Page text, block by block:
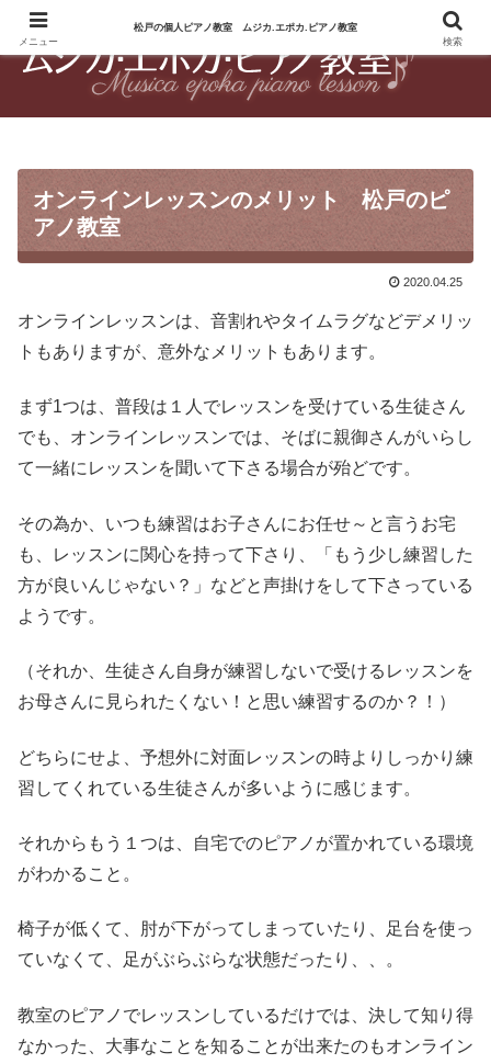
松戸のピアノ教室 松戸駅徒歩10分のピアノ教室
オンラインレッスンのメリット 松戸のピ
アノ教室
2020.04.25
オンラインレッスンは、音割れやタイムラグなどデメリッ
トもありますが、意外なメリットもあります。
まず1つは、普段は１人でレッスンを受けている生徒さん
でも、オンラインレッスンでは、そばに親御さんがいらし
て一緒にレッスンを聞いて下さる場合が殆どです。
その為か、いつも練習はお子さんにお任せ～と言うお宅
も、レッスンに関心を持って下さり、「もう少し練習した
方が良いんじゃない？」などと声掛けをして下さっている
ようです。
（それか、生徒さん自身が練習しないで受けるレッスンを
お母さんに見られたくない！と思い練習するのか？！）
どちらにせよ、予想外に対面レッスンの時よりしっかり練
習してくれている生徒さんが多いように感じます。
それからもう１つは、自宅でのピアノが置かれている環境
がわかること。
椅子が低くて、肘が下がってしまっていたり、足台を使っ
ていなくて、足がぶらぶらな状態だったり、、。
教室のピアノでレッスンしているだけでは、決して知り得
なかった、大事なことを知ることが出来たのもオンライン
メニュー
松戸の個人ピアノ教室 ムジカ.エポカ.ピアノ教室
検索